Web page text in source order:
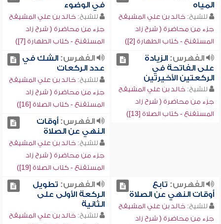
المياه
للشيخ: خالد بن علي المشيقح
جزء من محاضرة ( شرح زاد
المستقنع - كتاب الطهارة [2])
في الوضوء
للشيخ: خالد بن علي المشيقح
جزء من محاضرة ( شرح زاد
المستقنع - كتاب الطهارة [7])
الفهرس:الزيادة
على الفاتحة في
الركعتين الأخيرتين
للشيخ: خالد بن علي المشيقح
جزء من محاضرة ( شرح زاد
المستقنع - كتاب الصلاة [13])
الفهرس:الشك في
عدد الركعات
للشيخ: خالد بن علي المشيقح
جزء من محاضرة ( شرح زاد
المستقنع - كتاب الصلاة [16])
الفهرس:أوقات
النهي عن الصلاة
للشيخ: خالد بن علي المشيقح
جزء من محاضرة ( شرح زاد
المستقنع - كتاب الصلاة [19])
الفهرس: تابع
أوقات النهي عن الصلاة
للشيخ: خالد بن علي المشيقح
جزء من محاضرة ( شرح زاد
الفهرس: تطويل
الركعة الأولى على
الثانية
للشيخ: خالد بن علي المشيقح